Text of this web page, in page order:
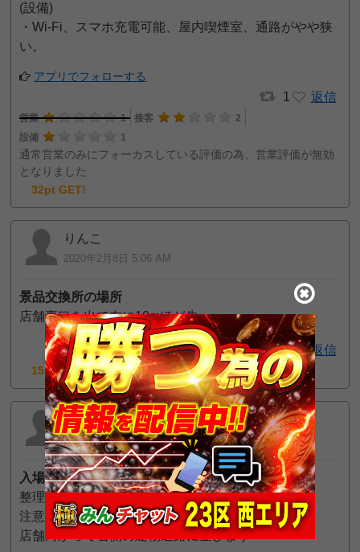
(設備)
・Wi-Fi、スマホ充電可能、屋内喫煙室、通路がやや狭
い。
アプリでフォローする
1 返信
営業 1 接客
2
設備
1
通常営業のみにフォーカスしている評価の為、営業評価が無効
となりました
32pt GET!
りんこ
2020年2月8日 5:06 AM
景品交換所の場所
店舗裏口を出て左に10mほど先
返信
15pt GET!
りんこ
2020年2月8日 5:05 AM
入場方法
整理券の有無：なし（並び順で会員カード不要）
注意点：
店舗向かって右側の建物通路に並びます